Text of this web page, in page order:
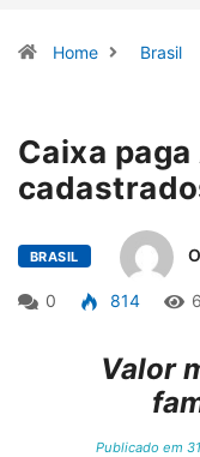
Home Brasil
Caixa
BRASIL
0 814
Valor
Publicado em